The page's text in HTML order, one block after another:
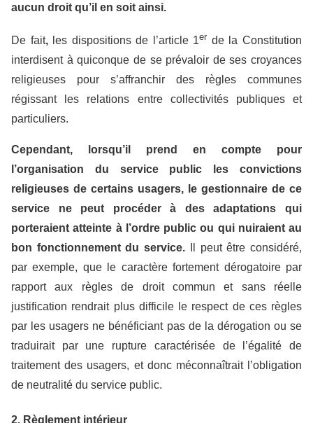
aucun droit qu’il en soit ainsi.
De fait,les dispositions de l’article 1er de la Constitution
interdisent à quiconque de se prévaloir de ses croyances
religieuses pour s’affranchir des règles communes
régissant les relations entre collectivités publiques et
particuliers.
Cependant, lorsqu’il prend en compte pour
l’organisation du service public les convictions
religieuses de certains usagers, le gestionnaire de ce
service ne peut procéder à des adaptations qui
porteraient atteinte à l’ordre public ou qui nuiraient au
bon fonctionnement du service. Il peut être considéré,
par exemple, que le caractère fortement dérogatoire par
rapport aux règles de droit commun et sans réelle
justification rendrait plus difficile le respect de ces règles
par les usagers ne bénéficiant pas de la dérogation ou se
traduirait par une rupture caractérisée de l’égalité de
traitement des usagers, et donc méconnaîtrait l’obligation
de neutralité du service public.
2. Règlement intérieur